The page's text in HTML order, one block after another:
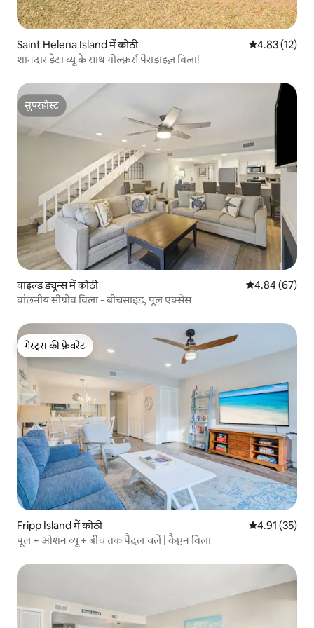
Saint Helena Island में कोठी औसत रेटिंग 5 में
4.83 (12)
शानदार डेटा व्यू के साथ गोल्फ़र्स पैराडाइज़ विला!
सुपरहोस्ट
सुपरहोस्ट
वाइल्ड ड्यून्स में कोठी औसत रेटिंग 5 में
4.84 (67)
वांछनीय सीग्रोव विला - बीचसाइड, पूल एक्सेस
गेस्ट्स की फ़ेवरेट
गेस्ट्स की फ़ेवरेट
Fripp Island में कोठी औसत रेटिंग 5 में
4.91 (35)
पूल + ओशन व्यू + बीच तक पैदल चलें | कैप्टन विला